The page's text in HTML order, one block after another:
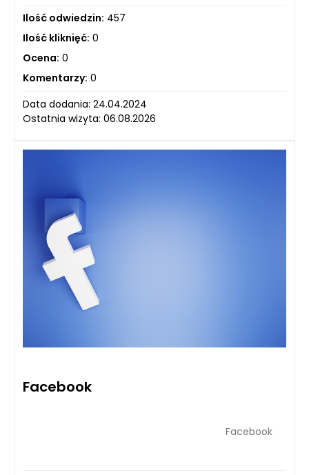
Ilość odwiedzin: 457
Ilość kliknięć: 0
Ocena: 0
Komentarzy: 0
Data dodania: 24.04.2024
Ostatnia wizyta: 06.08.2026
Facebook
Facebook